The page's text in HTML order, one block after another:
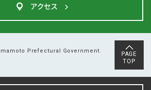
アクセス
Prefectural Government.
PAGE
TOP